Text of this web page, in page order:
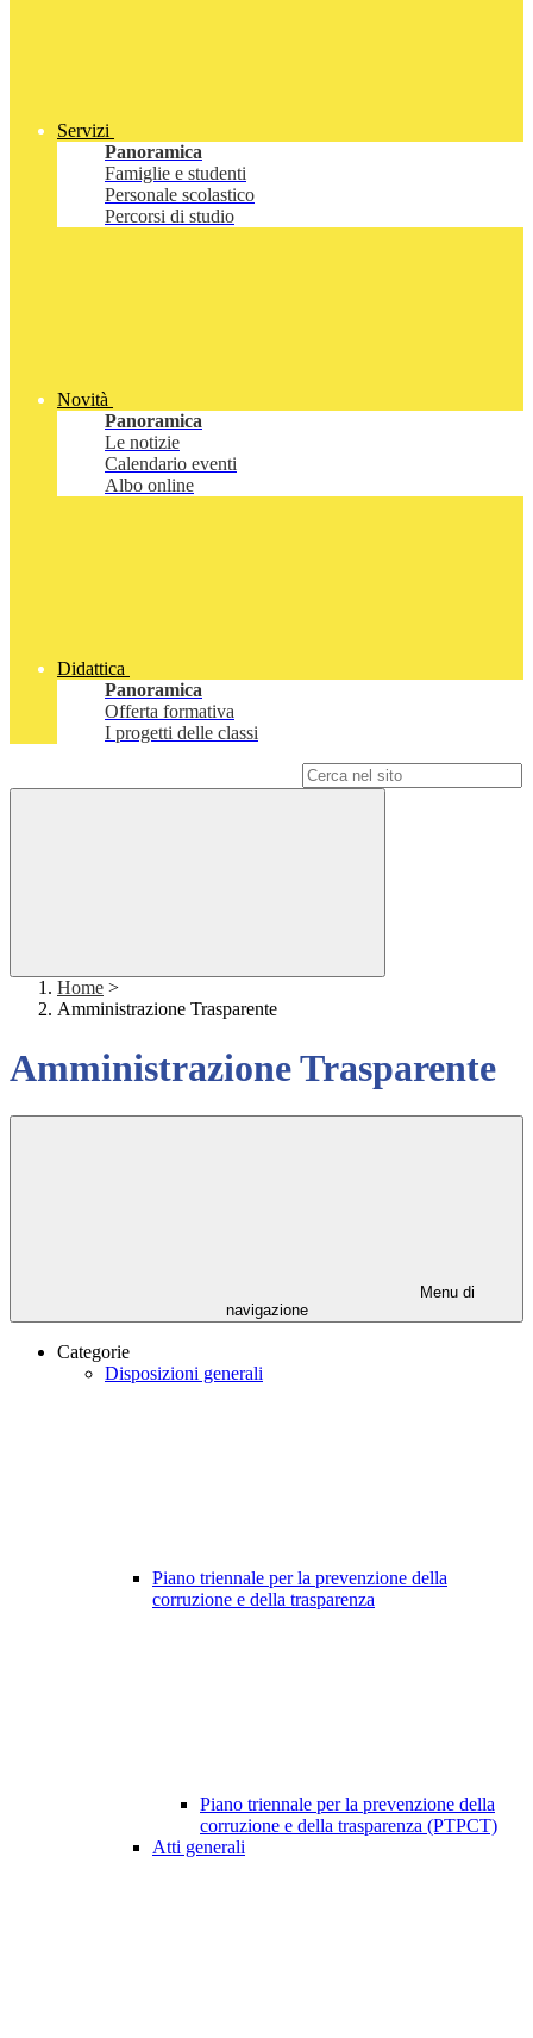
Servizi
Panoramica
Famiglie e studenti
Personale scolastico
Percorsi di studio
Novità
Panoramica
Le notizie
Calendario eventi
Albo online
Didattica
Panoramica
Offerta formativa
I progetti delle classi
Home >
Amministrazione Trasparente
Amministrazione Trasparente
Menu di
navigazione
Categorie
Disposizioni generali
Piano triennale per la prevenzione della
corruzione e della trasparenza
Piano triennale per la prevenzione della
corruzione e della trasparenza (PTPCT)
Atti generali